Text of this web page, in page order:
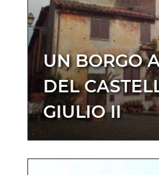
UN BORGO
DEL
GIULIO II